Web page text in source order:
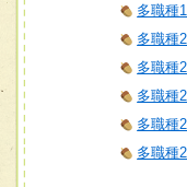
多職種
多職種
多職種
多職種
多職種
多職種